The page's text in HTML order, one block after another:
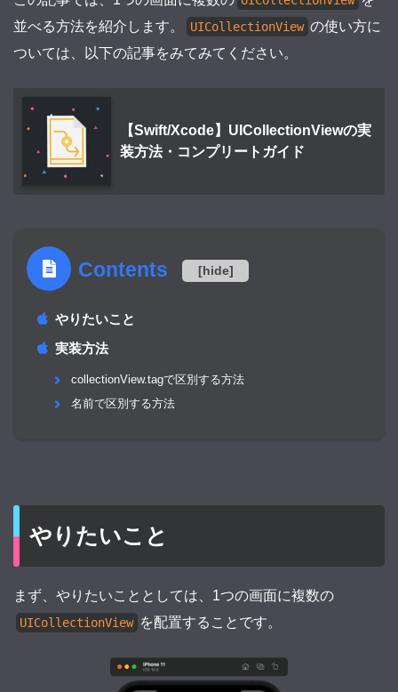
並べる方法を紹介します。
UICollectionView の使い方に
ついては、以下の記事をみてみてください。
【Swift/Xcode】UICollectionViewの実
装方法・コンプリートガイド
Contents [hide]
やりたいこと
実装方法
collectionView.tagで区別する方法
名前で区別する方法
やりたいこと
まず、やりたいこととしては、1つの画面に複数の
UICollectionView を配置することです。